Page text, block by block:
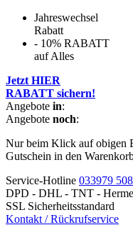
Jahreswechsel
Rabatt
- 10% RABATT
auf Alles
Jetzt HIER
RABATT sichern!
Angebote in:
Angebote noch:
Nur beim Klick auf obigen
Gutschein in den
Service-Hotline 033979
DPD - DHL - TNT -
SSL Sicherheitsstandard
Kontakt / Rückrufservice